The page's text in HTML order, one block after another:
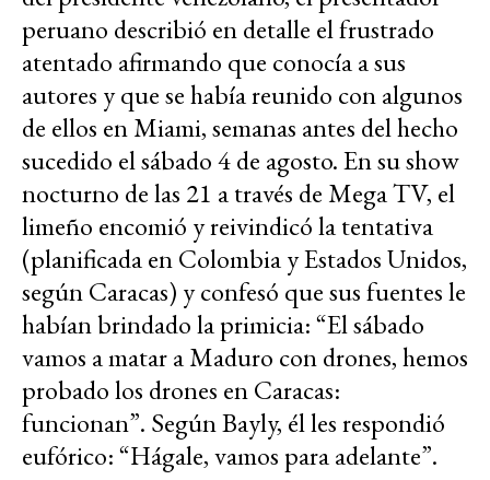
peruano describió en detalle el frustrado
atentado afirmando que conocía a sus
autores y que se había reunido con algunos
de ellos en Miami, semanas antes del hecho
sucedido el sábado 4 de agosto. En su show
nocturno de las 21 a través de Mega TV, el
limeño encomió y reivindicó la tentativa
(planificada en Colombia y Estados Unidos,
según Caracas) y confesó que sus fuentes le
habían brindado la primicia: “El sábado
vamos a matar a Maduro con drones, hemos
probado los drones en Caracas:
funcionan”. Según Bayly, él les respondió
eufórico: “Hágale, vamos para adelante”.